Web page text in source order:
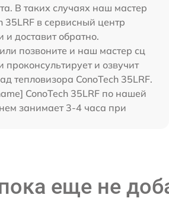
В таких случаях наш мастер
35LRF в сервисный центр
и доставит обратно.
позвоните и наш мастер сц
проконсультирует и озвучит
тепловизора ConoTech 35LRF.
ConoTech 35LRF по нашей
занимает 3-4 часа при
еще не